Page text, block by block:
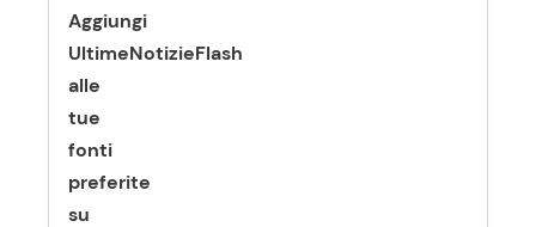
Aggiungi
UltimeNotizieFlash
alle
tue
fonti
preferite
su